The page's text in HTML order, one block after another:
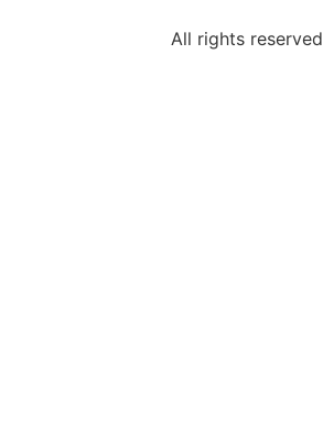
All rights reserved